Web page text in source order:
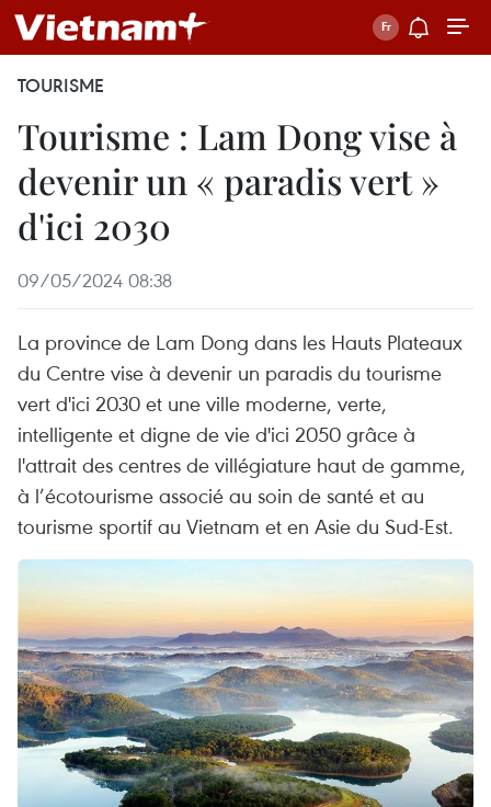
TOURISME
Tourisme : Lam Dong vise à
devenir un « paradis vert »
d'ici 2030
09/05/2024 08:38
La province de Lam Dong dans les Hauts Plateaux
du Centre vise à devenir un paradis du tourisme
vert d'ici 2030 et une ville moderne, verte,
intelligente et digne de vie d'ici 2050 grâce à
l'attrait des centres de villégiature haut de gamme,
à l’écotourisme associé au soin de santé et au
tourisme sportif au Vietnam et en Asie du Sud-Est.